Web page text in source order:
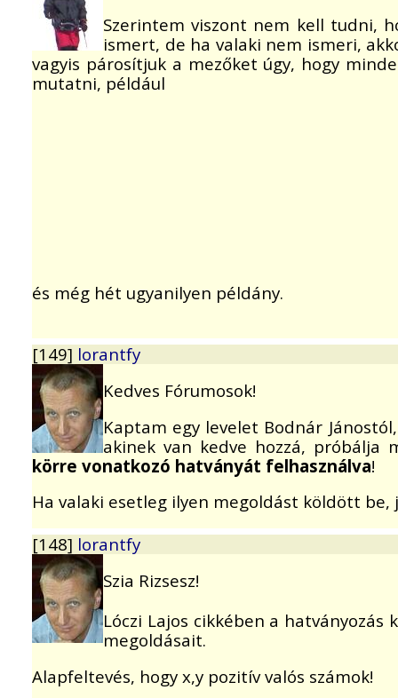
Szerintem viszont nem kell tudni,
ismert, de ha valaki nem ismeri,
vagyis párosítjuk a mezőket úgy, hogy
mutatni, például
és még hét ugyanilyen példány.
[149] lorantfy
Kedves Fórumosok!
Kaptam egy levelet Bodnár
akinek van kedve hozzá,
körre vonatkozó hatványát felhasználva!
Ha valaki esetleg ilyen megoldást köldött
[148] lorantfy
Szia Rizsesz!
Lóczi Lajos cikkében a
megoldásait.
Alapfeltevés, hogy x,y pozitív valós számok!